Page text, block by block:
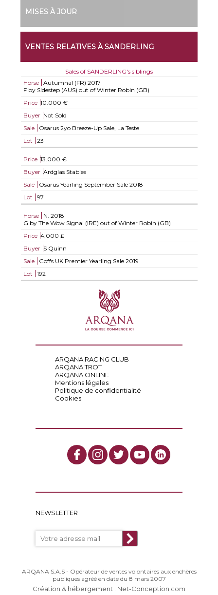
MISES À JOUR
VENTES RELATIVES À SANDERLING
Sales of SANDERLING's siblings
Horse
Autumnal (FR) 2017
F by Sidestep (AUS) out of Winter Robin (GB)
Price 10.000 €
Buyer Not Sold
Sale
Osarus 2yo Breeze-Up Sale, La Teste
Lot
23
Price 13.000 €
Buyer Ardglas Stables
Sale
Osarus Yearling September Sale 2018
Lot
97
Horse N. 2018
G by The Wow Signal (IRE) out of Winter Robin (GB)
Price 4.000 £
Buyer S Quinn
Sale
Goffs UK Premier Yearling Sale 2019
Lot
192
ARQANA RACING CLUB
ARQANA TROT
ARQANA ONLINE
Mentions légales
Politique de confidentialité
Cookies
NEWSLETTER
ARQANA S.A.S - Opérateur de ventes volontaires aux enchères
publiques agréé en date du 8 mars 2007
Création & hébergement : Net-Conception.com